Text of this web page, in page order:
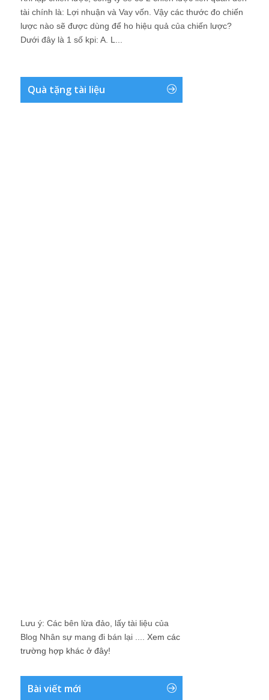
tài chính là: Lợi nhuận và Vay vốn. Vậy các thước đo chiến
lược nào sẽ được dùng để ho hiệu quả của chiến lược?
Dưới đây là 1 số kpi: A. L...
Quà tặng tài liệu
Lưu ý: Các bên lừa đảo, lấy tài liệu của
Blog Nhân sự mang đi bán lại .... Xem các
trường hợp khác ở đây!
Bài viết mới